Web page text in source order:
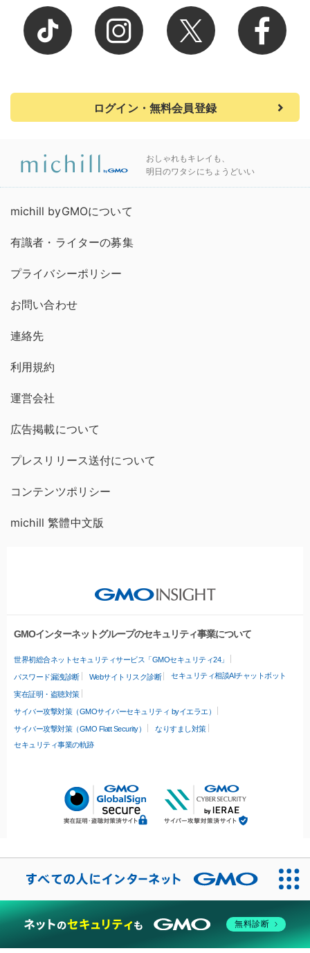
ログイン・無料会員登録
おしゃれもキレイも、
明日のワタシにちょうどいい
michill byGMOについて
有識者・ライターの募集
プライバシーポリシー
お問い合わせ
連絡先
利用規約
運営会社
広告掲載について
プレスリリース送付について
コンテンツポリシー
michill 繁體中文版
GMOインターネットグループのセキュリティ事業について
世界初総合ネットセキュリティサービス「GMOセキュリティ24」
パスワード漏洩診断 Webサイトリスク診断 セキュリティ相談AIチャットボット
実在証明・盗聴対策
サイバー攻撃対策（GMOサイバーセキュリティ byイエラエ）
サイバー攻撃対策（GMO Flatt Security）
なりすまし対策
セキュリティ事業の軌跡
無料診断